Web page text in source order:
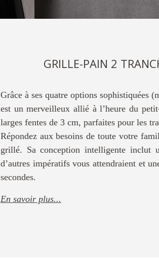
GRILLE-PAIN 2
Grâce à ses quatre options sophistiquées
est un merveilleux allié à l’heure du
larges fentes de 3 cm, parfaites pour les
Répondez aux besoins de toute votre
grillé. Sa conception intelligente inclut
d’autres impératifs vous attendraient et
secondes.
En savoir plus...